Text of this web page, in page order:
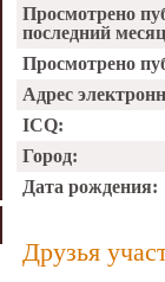
Просмотрено
последний
Просмотрено
Адрес
ICQ:
Город:
Дата рождения:
Друзья